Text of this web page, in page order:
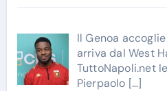
Il Genoa
arriva dal West
TuttoNapoli.net
Pierpaolo […]